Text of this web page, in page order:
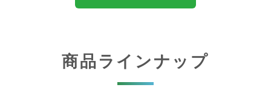
商品ラインナップ